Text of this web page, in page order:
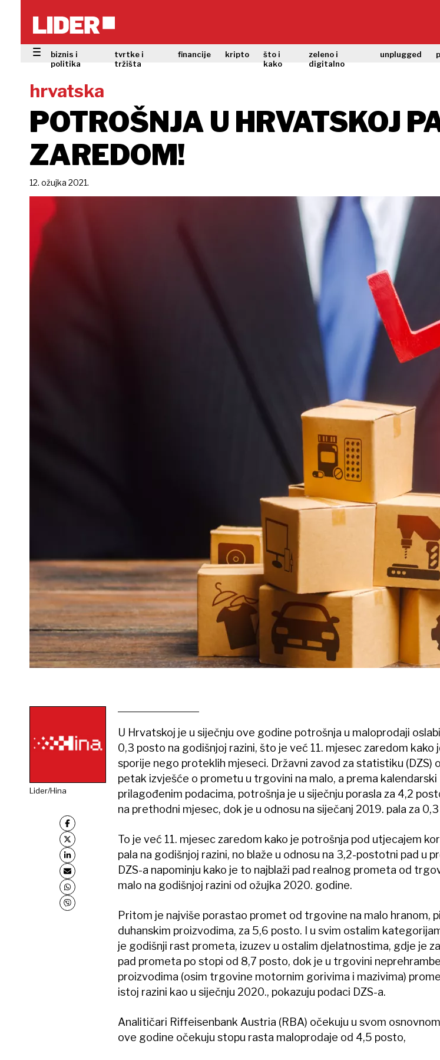
biznis i
politika
tvrtke i
tržišta
financije kripto
što i
kako
zeleno i
digitalno
unplugged
hrvatska
POTROŠNJA U HRVATSKOJ
ZAREDOM!
12. ožujka 2021.
Lider/Hina
U Hrvatskoj je u siječnju ove godine potrošnja u maloprodaji
0,3 posto na godišnjoj razini, što je već 11. mjesec zaredom kako
sporije nego proteklih mjeseci. Državni zavod za statistiku (DZS)
petak izvješće o prometu u trgovini na malo, a prema kalendarski
prilagođenim podacima, potrošnja je u siječnju porasla za 4,2
na prethodni mjesec, dok je u odnosu na siječanj 2019. pala za
To je već 11. mjesec zaredom kako je potrošnja pod utjecajem
pala na godišnjoj razini, no blaže u odnosu na 3,2-postotni pad u
DZS-a napominju kako je to najblaži pad realnog prometa od
malo na godišnjoj razini od ožujka 2020. godine.
Pritom je najviše porastao promet od trgovine na malo hranom,
duhanskim proizvodima, za 5,6 posto. I u svim ostalim
je godišnji rast prometa, izuzev u ostalim djelatnostima, gdje je
pad prometa po stopi od 8,7 posto, dok je u trgovini
proizvodima (osim trgovine motornim gorivima i mazivima)
istoj razini kao u siječnju 2020., pokazuju podaci DZS-a.
Analitičari Riffeisenbank Austria (RBA) očekuju u svom
ove godine očekuju stopu rasta maloprodaje od 4,5 posto,